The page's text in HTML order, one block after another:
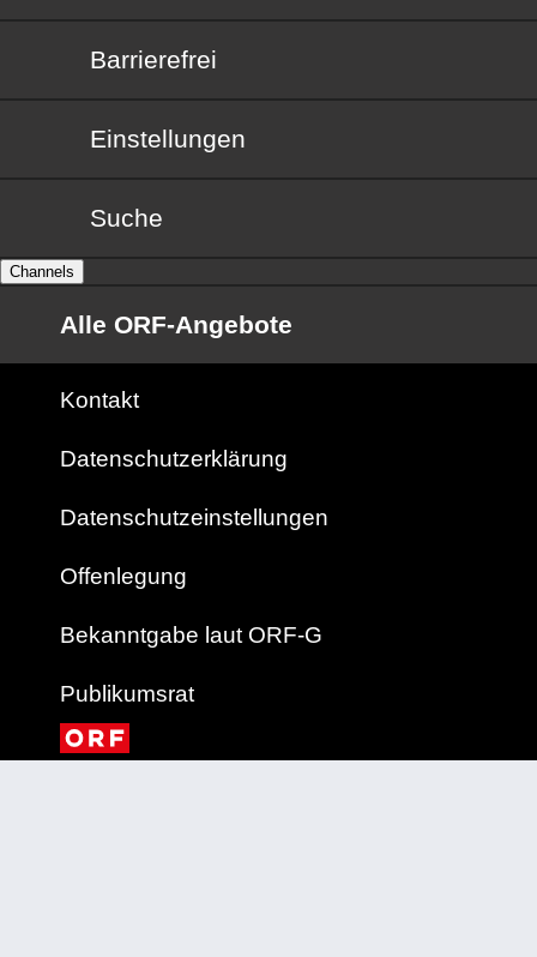
Barrierefrei
Barrierefrei
Einstellungen
Suche
Channels
Alle ORF-Angebote
Kontakt
Datenschutzerklärung
Datenschutzeinstellungen
Offenlegung
Bekanntgabe laut ORF-G
Publikumsrat